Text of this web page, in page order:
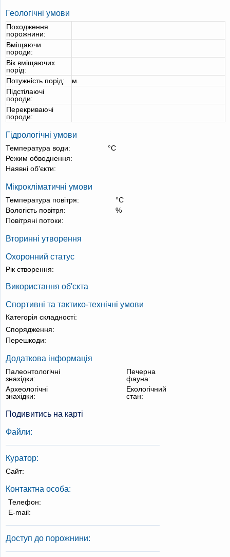
Геологічні умови
Походження
порожнини:
Вміщаючи
породи:
Вік вміщаючих
порід:
Потужність порід:
м.
Підстілаючі
породи:
Перекриваючі
породи:
Гідрологічні умови
Температура води:
°С
Режим обводнення:
Наявні об'єкти:
Мікрокліматичні умови
Температура повітря:
°С
Вологість повітря:
%
Повітряні потоки:
Вторинні утворення
Охоронний статус
Рік створення:
Використання об'єкта
Спортивні та тактико-технічні умови
Категорія складності:
Спорядження:
Перешкоди:
Додаткова інформація
Палеонтологічні
знахідки:
Печерна
фауна:
Археологічні
знахідки:
Екологічний
стан:
Подивитись на карті
Файли:
Куратор:
Сайт:
Контактна особа:
Телефон:
E-mail:
Доступ до порожнини: